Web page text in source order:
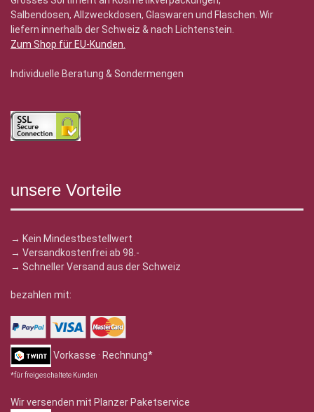
Salbendosen, Allzweckdosen, Glaswaren und Flaschen. Wir
liefern innerhalb der Schweiz & nach Lichtenstein.
Zum Shop für EU-Kunden.
Individuelle Beratung & Sondermengen
unsere Vorteile
→ Kein Mindestbestellwert
→ Versandkostenfrei ab 98.-
→ Schneller Versand aus der Schweiz
bezahlen mit:
Vorkasse · Rechnung*
*für freigeschaltete Kunden
Wir versenden mit Planzer Paketservice